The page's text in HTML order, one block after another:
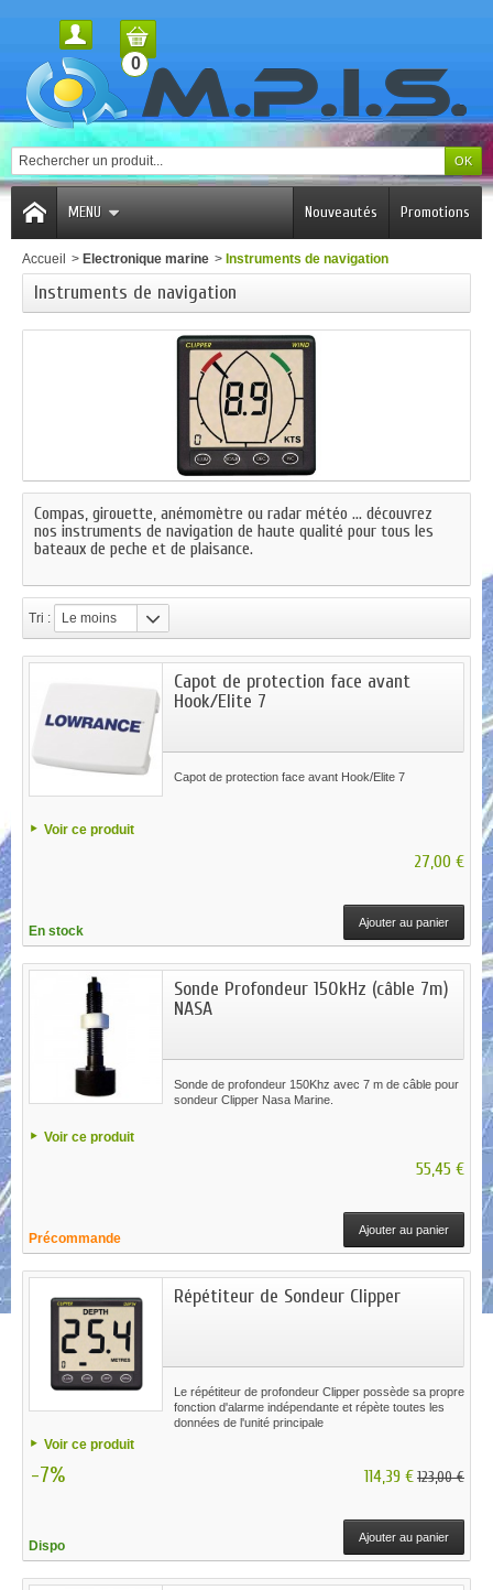
0
MENU Promotions
Nouveautés
Accueil > Electronique marine > Instruments de navigation
Instruments de navigation
Compas, girouette, anémomètre ou radar météo ... découvrez
nos instruments de navigation de haute qualité pour tous les
bateaux de peche et de plaisance.
Tri :
Le moins
cher
Capot de protection face avant
Hook/Elite 7
Capot de protection face avant Hook/Elite 7
Voir ce produit
27,00 €
En stock
Ajouter au panier
Sonde Profondeur 150kHz (câble 7m)
NASA
Sonde de profondeur 150Khz avec 7 m de câble pour
sondeur Clipper Nasa Marine.
Voir ce produit
55,45 €
Précommande
Ajouter au panier
Répétiteur de Sondeur Clipper
Le répétiteur de profondeur Clipper possède sa propre
fonction d'alarme indépendante et répète toutes les
données de l'unité principale
Voir ce produit
-7% 114,39 €123,00 €
Dispo
Ajouter au panier